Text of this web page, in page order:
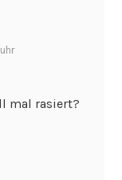
mal rasiert?